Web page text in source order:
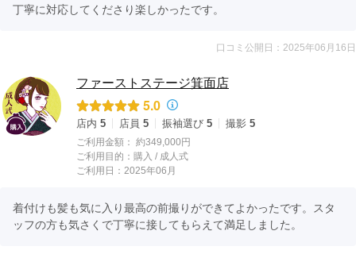
丁寧に対応してくださり楽しかったです。
口コミ公開日：2025年06月16日
ファーストステージ箕面店
5.0
店内 5 店員 5 振袖選び 5 撮影 5
ご利用金額： 約349,000円
ご利用目的： 購入 / 成人式
ご利用日：2025年06月
着付けも髪も気に入り最高の前撮りができてよかったです。スタ
ッフの方も気さくで丁寧に接してもらえて満足しました。